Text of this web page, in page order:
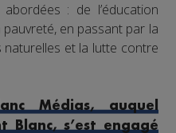
: de l’éducation
en passant par la
et la lutte contre
Médias, auquel
Blanc, s’est engagé